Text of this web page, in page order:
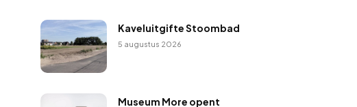
Kaveluitgifte Stoombad
5 augustus 2026
Museum More opent